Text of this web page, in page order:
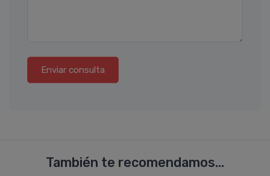
Enviar consulta
También te recomendamos...